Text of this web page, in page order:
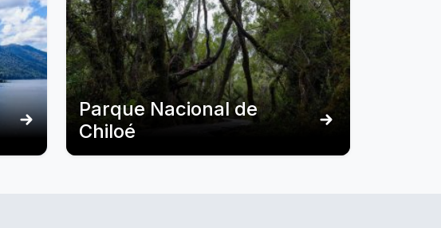
Parque Nacional de
Chiloé